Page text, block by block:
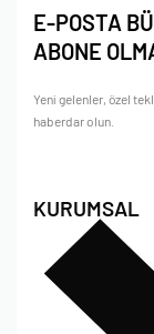
KURUMSAL
E-POSTA
ABONE
Yeni gelenler, özel
haberdar olun.